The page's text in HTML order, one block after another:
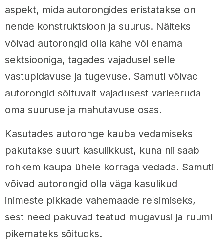
aspekt, mida autorongides eristatakse on
nende konstruktsioon ja suurus. Näiteks
võivad autorongid olla kahe või enama
sektsiooniga, tagades vajadusel selle
vastupidavuse ja tugevuse. Samuti võivad
autorongid sõltuvalt vajadusest varieeruda
oma suuruse ja mahutavuse osas.
Kasutades autoronge kauba vedamiseks
pakutakse suurt kasulikkust, kuna nii saab
rohkem kaupa ühele korraga vedada. Samuti
võivad autorongid olla väga kasulikud
inimeste pikkade vahemaade reisimiseks,
sest need pakuvad teatud mugavusi ja ruumi
pikemateks sõitudks.